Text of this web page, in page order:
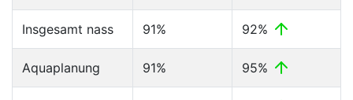
Insgesamt nass 91% 92%
Aquaplanung 91% 95%